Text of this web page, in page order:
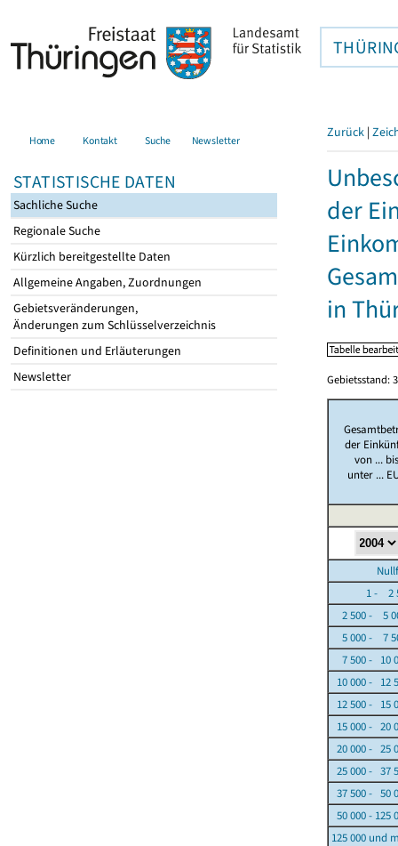
Home Kontakt Suche Newsletter
STATISTISCHE DATEN
Sachliche Suche
Regionale Suche
Kürzlich bereitgestellte Daten
Allgemeine Angaben, Zuordnungen
Gebietsveränderungen,
Änderungen zum Schlüsselverzeichnis
Definitionen und Erläuterungen
Newsletter
Zurück |
der
in
Gebietsstand:
der
von ...
unter ...
1 - 2
2 500 - 5
5 000 - 7
7 500 - 10
10 000 - 12
12 500 - 15
15 000 - 20
20 000 - 25
25 000 - 37
37 500 - 50
50 000 - 125
125 000 und